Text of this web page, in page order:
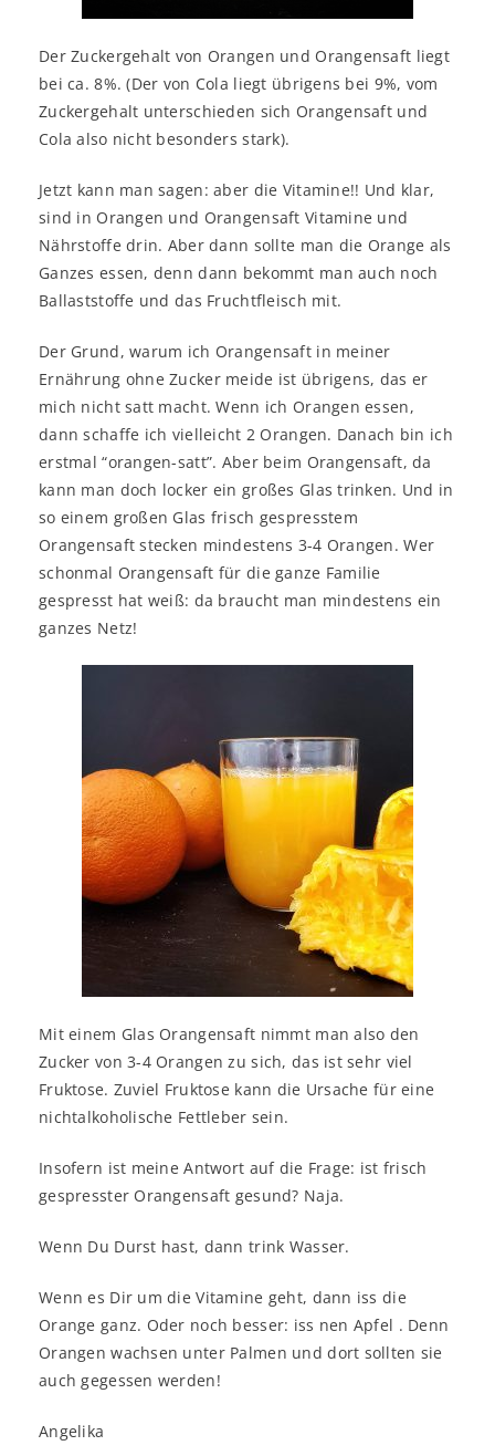
Der Zuckergehalt von Orangen und Orangensaft liegt
bei ca. 8%. (Der von Cola liegt übrigens bei 9%, vom
Zuckergehalt unterschieden sich Orangensaft und
Cola also nicht besonders stark).
Jetzt kann man sagen: aber die Vitamine!! Und klar,
sind in Orangen und Orangensaft Vitamine und
Nährstoffe drin. Aber dann sollte man die Orange als
Ganzes essen, denn dann bekommt man auch noch
Ballaststoffe und das Fruchtfleisch mit.
Der Grund, warum ich Orangensaft in meiner
Ernährung ohne Zucker meide ist übrigens, das er
mich nicht satt macht. Wenn ich Orangen essen,
dann schaffe ich vielleicht 2 Orangen. Danach bin ich
erstmal “orangen-satt”. Aber beim Orangensaft, da
kann man doch locker ein großes Glas trinken. Und in
so einem großen Glas frisch gespresstem
Orangensaft stecken mindestens 3-4 Orangen. Wer
schonmal Orangensaft für die ganze Familie
gespresst hat weiß: da braucht man mindestens ein
ganzes Netz!
Mit einem Glas Orangensaft nimmt man also den
Zucker von 3-4 Orangen zu sich, das ist sehr viel
Fruktose. Zuviel Fruktose kann die Ursache für eine
nichtalkoholische Fettleber sein.
Insofern ist meine Antwort auf die Frage: ist frisch
gespresster Orangensaft gesund? Naja.
Wenn Du Durst hast, dann trink Wasser.
Wenn es Dir um die Vitamine geht, dann iss die
Orange ganz. Oder noch besser: iss nen Apfel . Denn
Orangen wachsen unter Palmen und dort sollten sie
auch gegessen werden!
Angelika